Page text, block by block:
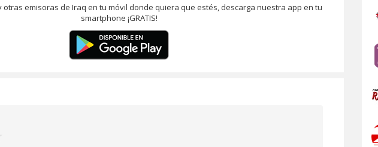
otras emisoras de Iraq en tu móvil donde quiera que estés, descarga nuestra app en tu
smartphone ¡GRATIS!